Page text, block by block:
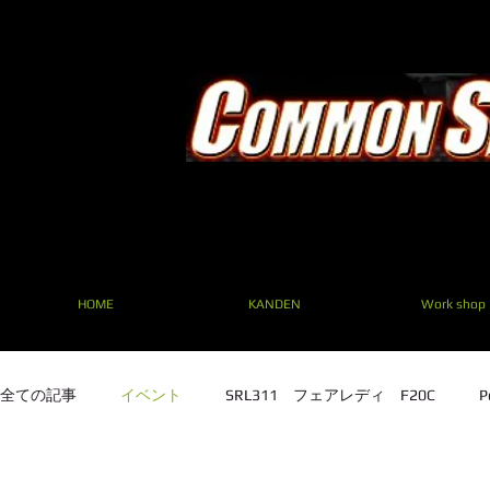
HOME KANDEN Work shop
全ての記事 イベント SRL311 フェアレディ F20C